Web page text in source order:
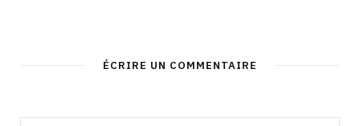
ÉCRIRE UN COMMENTAIRE